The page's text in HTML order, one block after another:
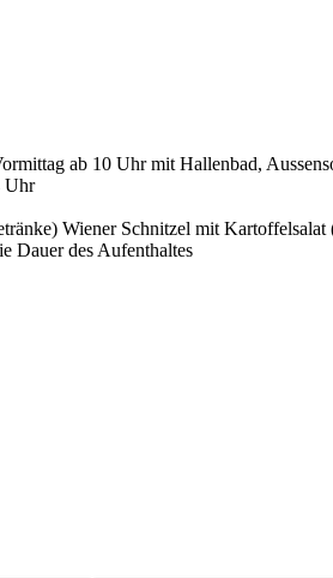
ab 10 Uhr mit Hallenbad,
Uhr
Wiener Schnitzel mit
Dauer des Aufenthaltes